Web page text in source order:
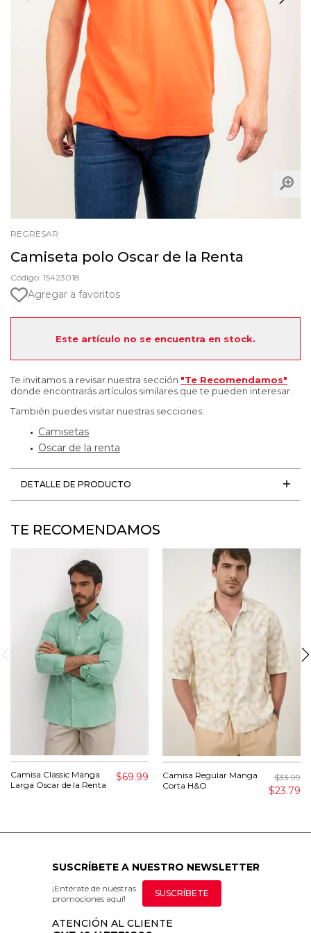
REGRESAR
Camiseta polo Oscar de la Renta
Código: 15423018
Agregar a favoritos
Este artículo no se encuentra en stock.
Te invitamos a revisar nuestra sección "Te Recomendamos"
donde encontrarás artículos similares que te pueden interesar.
También puedes visitar nuestras secciones:
Camisetas
Oscar de la renta
DETALLE DE PRODUCTO
TE RECOMENDAMOS
Camisa Classic Manga
Larga Oscar de la Renta
$69.99
Camisa Regular Manga
Corta H&O
$33.99
$23.79
SUSCRÍBETE A NUESTRO NEWSLETTER
¡Entérate de nuestras
promociones aquí!
SUSCRÍBETE
ATENCIÓN AL CLIENTE